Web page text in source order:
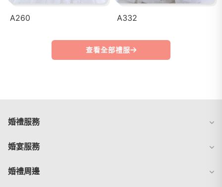
A260 A332
查看全部禮服
婚禮服務
婚宴服務
婚禮周邊